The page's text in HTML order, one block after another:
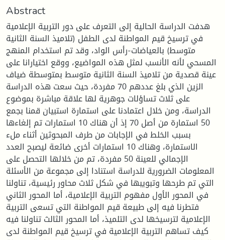
Abstract
هدفت الدراسة الحالية إلى التعرف على دور التربية الإعلامية
في ترسيخ قيم المواطنة لدى الطفل (تلاميذ السنة الثانية
متوسط) بالعياضات-رأس الواد، وقد تم استخدام المنهج
المسحي لأنه الأنسب لمثل هذه المواضيع، ووقع اختيارانا على
عينة قصدية من تلاميذ السنة الثانية متوسط بمتوسطة ضياف
الزين الذي بلغ عددهم 70 مفردة، حيث سعت هذه الدراسة
على ثلاث تساؤلات جوهرية لها علاقة مباشرة بموضوع
الدراسة، ومن خلال اعتمادنا على استمارة استبيان قمنا بجمع
50 استمارة من أصل 70 إذ أن هناك 10 استمارات تم إلغاءها
بسبب الخلط في الإجابات من طرف المبحوثين أثناء ملء
الاستمارة، وهناك 10 استمارات أخرى ضائعة ليصبح العدد
الإجمالي للعينة 50 مفردة، تم من خلالها التحصل على
المعلومات الضرورية للدراسة استنادا إلى مجموعة من الأسئلة
التي تم طرحها وتبويبها في شكل ثلاث محاور رئيسية، تناولنا
في المحور الأول مفهوم التربية الإعلامية، أما المحور الثاني
فتطرنا فيه إلى طبيعة قيم المواطنة التي تسعى التربية
الإعلامية لترسيخها لدى التلميذ، أما المحور الثالث تناولنا فيه
كيف تساهم التربية الإعلامية في ترسيخ قيم المواطنة لدى